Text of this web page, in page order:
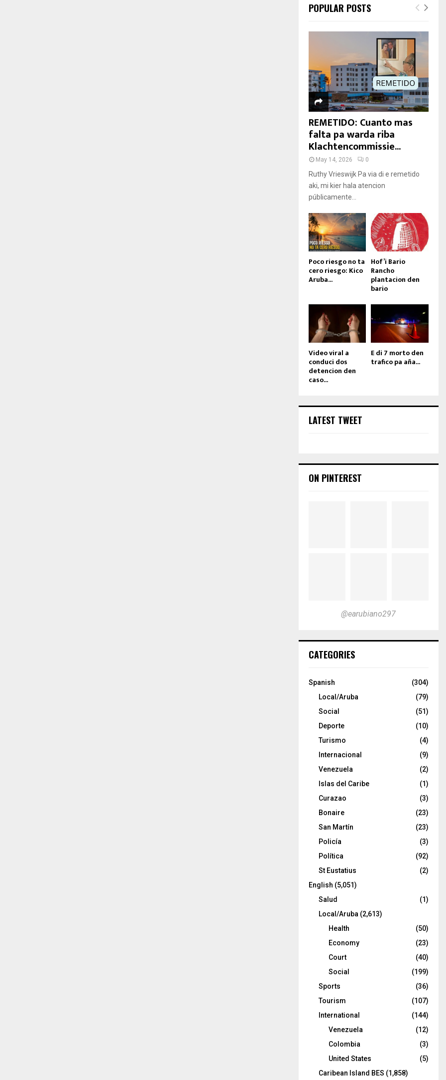
POPULAR POSTS
REMETIDO: Cuanto mas
falta pa warda riba
Klachtencommissie...
May 14, 2026 0
Ruthy Vrieswijk Pa via di e remetido
aki, mi kier hala atencion
públicamente...
Poco riesgo no ta
cero riesgo: Kico
Aruba...
Hof’i Bario
Rancho
plantacion den
bario
Video viral a
conduci dos
detencion den
caso...
E di 7 morto den
trafico pa aña...
LATEST TWEET
ON PINTEREST
@earubiano297
CATEGORIES
Spanish
(304)
Local/Aruba
(79)
Social
(51)
Deporte
(10)
Turismo
(4)
Internacional
(9)
Venezuela
(2)
Islas del Caribe
(1)
Curazao
(3)
Bonaire
(23)
San Martín
(23)
Policía
(3)
Política
(92)
St Eustatius
(2)
English (5,051)
Salud
(1)
Local/Aruba (2,613)
Health
(50)
Economy
(23)
Court
(40)
Social
(199)
Sports
(36)
Tourism
(107)
International
(144)
Venezuela
(12)
Colombia
(3)
United States
(5)
Caribean Island BES (1,858)